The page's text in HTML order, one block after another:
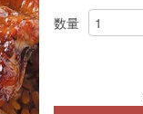
数量